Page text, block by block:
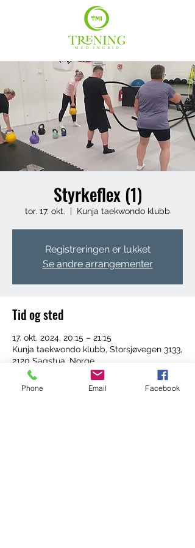
Styrkeflex (1)
tor. 17. okt.
  |
Kunja taekwondo klubb
Registreringen er lukket
Se andre arrangementer
Tid og sted
17. okt. 2024, 20:15 – 21:15
Kunja taekwondo klubb, Storsjøvegen 3133,
2120 Sagstua, Norge
Phone Email Facebook